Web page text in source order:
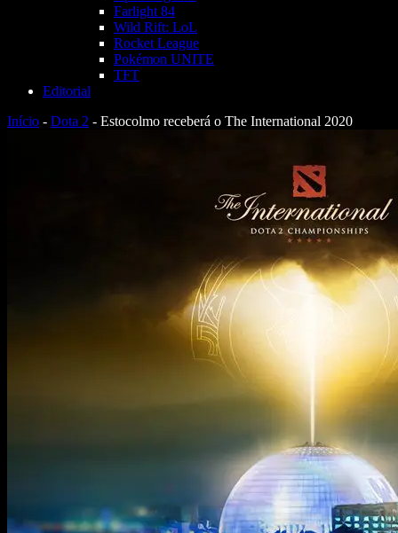
Farlight 84
Wild Rift: LoL
Rocket League
Pokémon UNITE
TFT
Editorial
Início - Dota 2 - Estocolmo receberá o The International 2020